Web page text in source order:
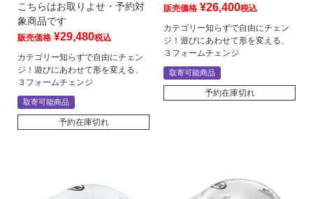
こちらはお取りよせ・予約対
象商品です
販売価格 ¥29,480税込
カテゴリー知らずで自由にチェン
ジ！遊びにあわせて形を変える、
３フォームチェンジ
取寄可能商品
予約在庫切れ
販売価格 ¥26,400税込
カテゴリー知らずで自由にチェン
ジ！遊びにあわせて形を変える、
３フォームチェンジ
取寄可能商品
予約在庫切れ